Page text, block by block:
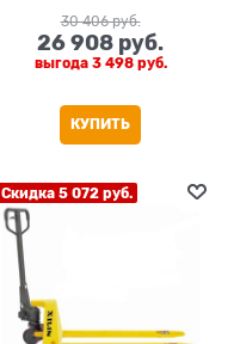
30 406 руб.
26 908 руб.
выгода 3 498 руб.
КУПИТЬ
Скидка 5 072 руб.